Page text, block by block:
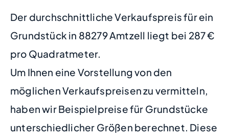
Der durchschnittliche Verkaufspreis für ein
Grundstück in 88279 Amtzell liegt bei 287 €
pro Quadratmeter.
Um Ihnen eine Vorstellung von den
möglichen Verkaufspreisen zu vermitteln,
haben wir Beispielpreise für Grundstücke
unterschiedlicher Größen berechnet. Diese